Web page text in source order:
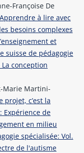
Françoise De
Apprendre à lire avec
besoins complexes
et
suisse de pédagogie
La conception
Marie Martini-
projet, c’est la
Expérience de
en milieu
spécialisée: Vol.
de l'autisme